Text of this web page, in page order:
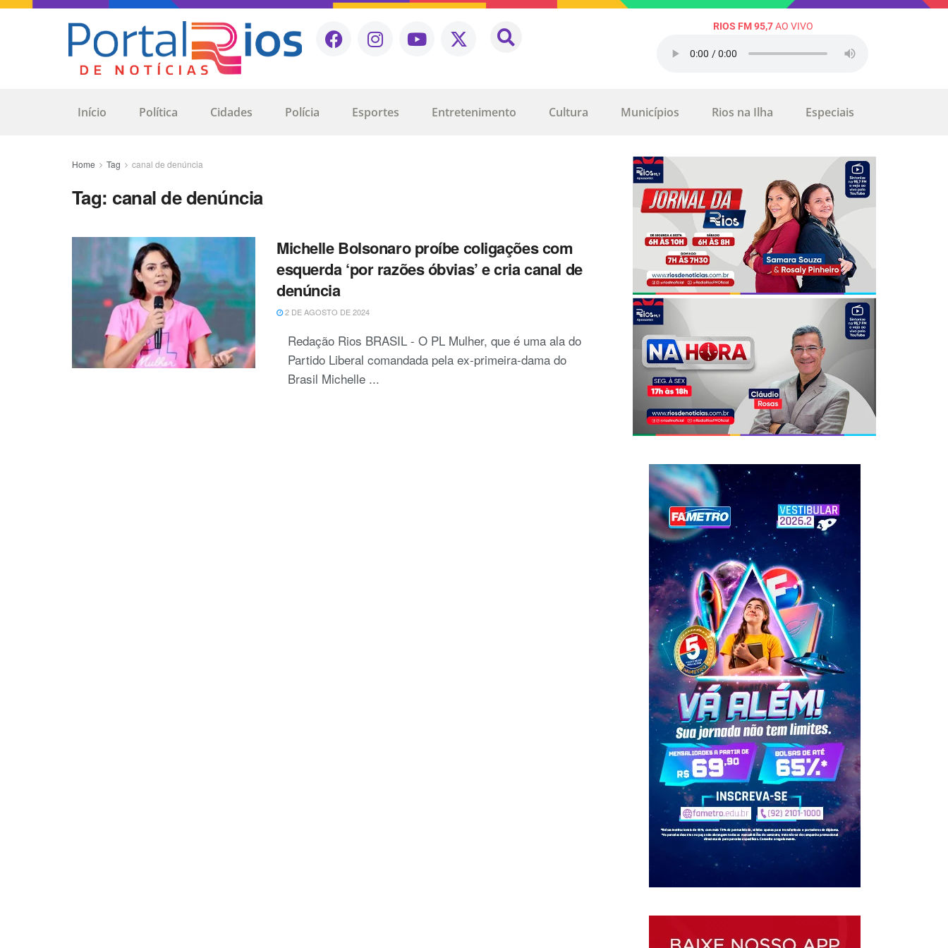
RIOS FM 95,7AO VIVO
Início Política Cidades Polícia Esportes Entretenimento Cultura Municípios Rios na Ilha Especiais
Home Tag canal de denúncia
Tag: canal de denúncia
Michelle Bolsonaro proíbe coligações com
esquerda ‘por razões óbvias’ e cria canal de
denúncia
2 DE AGOSTO DE 2024
Redação Rios BRASIL - O PL Mulher, que é uma ala do
Partido Liberal comandada pela ex-primeira-dama do
Brasil Michelle ...